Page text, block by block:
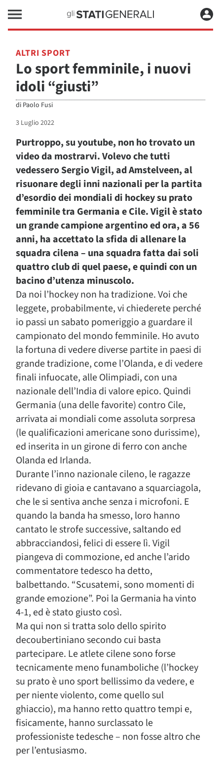
ALTRI SPORT
Lo sport femminile, i nuovi
idoli “giusti”
di Paolo Fusi
3 Luglio 2022
Purtroppo, su youtube, non ho trovato un
video da mostrarvi. Volevo che tutti
vedessero Sergio Vigil, ad Amstelveen, al
risuonare degli inni nazionali per la partita
d’esordio dei mondiali di hockey su prato
femminile tra Germania e Cile. Vigil è stato
un grande campione argentino ed ora, a 56
anni, ha accettato la sfida di allenare la
squadra cilena – una squadra fatta dai soli
quattro club di quel paese, e quindi con un
bacino d’utenza minuscolo.
Da noi l’hockey non ha tradizione. Voi che
leggete, probabilmente, vi chiederete perché
io passi un sabato pomeriggio a guardare il
campionato del mondo femminile. Ho avuto
la fortuna di vedere diverse partite in paesi di
grande tradizione, come l’Olanda, e di vedere
finali infuocate, alle Olimpiadi, con una
nazionale dell’India di valore epico. Quindi
Germania (una delle favorite) contro Cile,
arrivata ai mondiali come assoluta sorpresa
(le qualificazioni americane sono durissime),
ed inserita in un girone di ferro con anche
Olanda ed Irlanda.
Durante l’inno nazionale cileno, le ragazze
ridevano di gioia e cantavano a squarciagola,
che le si sentiva anche senza i microfoni. E
quando la banda ha smesso, loro hanno
cantato le strofe successive, saltando ed
abbracciandosi, felici di essere lì. Vigil
piangeva di commozione, ed anche l’arido
commentatore tedesco ha detto,
balbettando. “Scusatemi, sono momenti di
grande emozione”. Poi la Germania ha vinto
4-1, ed è stato giusto così.
Ma qui non si tratta solo dello spirito
decoubertiniano secondo cui basta
partecipare. Le atlete cilene sono forse
tecnicamente meno funamboliche (l’hockey
su prato è uno sport bellissimo da vedere, e
per niente violento, come quello sul
ghiaccio), ma hanno retto quattro tempi e,
fisicamente, hanno surclassato le
professioniste tedesche – non fosse altro che
per l’entusiasmo.